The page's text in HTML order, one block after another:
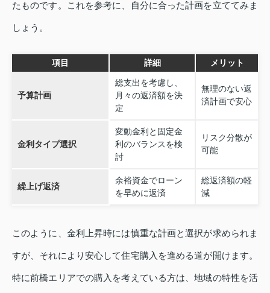
たものです。これを参考に、自分に合った計画を立ててみま
しょう。
項目 詳細 メリット
予算計画
総支出を考慮し、
月々の返済額を決
定
無理のない返
済計画で安心
金利タイプ選択
変動金利と固定金
利のバランスを検
討
リスク分散が
可能
繰上げ返済
余裕資金でローン
を早めに返済
総返済額の軽
減
このように、金利上昇時には慎重な計画と選択が求められま
すが、それにより安心して住宅購入を進める道が開けます。
特に前橋エリアでの購入を考えている方は、地域の特性を活